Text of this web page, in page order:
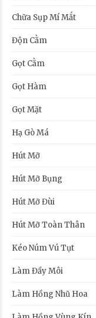
Chữa Sụp Mí Mắt
Độn Cằm
Gọt Cằm
Gọt Hàm
Gọt Mặt
Hạ Gò Má
Hút Mỡ
Hút Mỡ Bụng
Hút Mỡ Đùi
Hút Mỡ Toàn Thân
Kéo Núm Vú Tụt
Làm Đầy Môi
Làm Hồng Nhũ Hoa